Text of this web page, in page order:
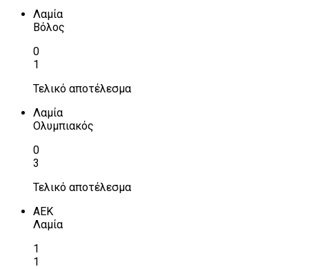
Λαμία
Βόλος
0
1
Τελικό αποτέλεσμα
Λαμία
Ολυμπιακός
0
3
Τελικό αποτέλεσμα
ΑΕΚ
Λαμία
1
1